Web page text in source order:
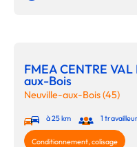
FMEA CENTRE
aux-Bois
Neuville-aux-Bois (45)
à 25 km 1
Conditionnement, colisage